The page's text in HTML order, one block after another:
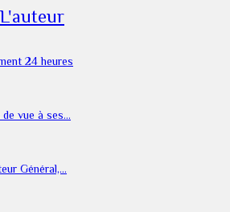
24 heures
vue à ses…
Général,…